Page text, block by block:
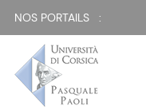
NOS PORTAILS :